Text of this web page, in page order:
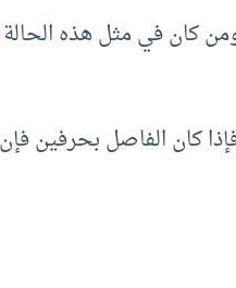
كان في مثل هذه
كان الفاصل بحرفين